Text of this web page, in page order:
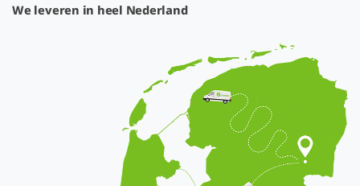
We leveren in heel Nederland